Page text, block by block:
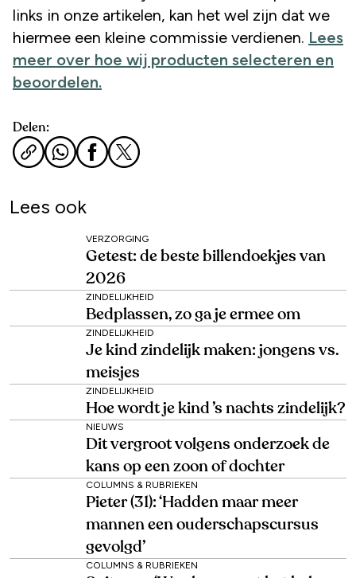
links in onze artikelen, kan het wel zijn dat we
hiermee een kleine commissie verdienen. Lees
meer over hoe wij producten selecteren en
beoordelen.
Delen:
Lees ook
VERZORGING
Getest: de beste billendoekjes van
2026
ZINDELIJKHEID
Bedplassen, zo ga je ermee om
ZINDELIJKHEID
Je kind zindelijk maken: jongens vs.
meisjes
ZINDELIJKHEID
Hoe wordt je kind ’s nachts zindelijk?
NIEUWS
Dit vergroot volgens onderzoek de
kans op een zoon of dochter
COLUMNS & RUBRIEKEN
Pieter (31): ‘Hadden maar meer
mannen een ouderschapscursus
gevolgd’
COLUMNS & RUBRIEKEN